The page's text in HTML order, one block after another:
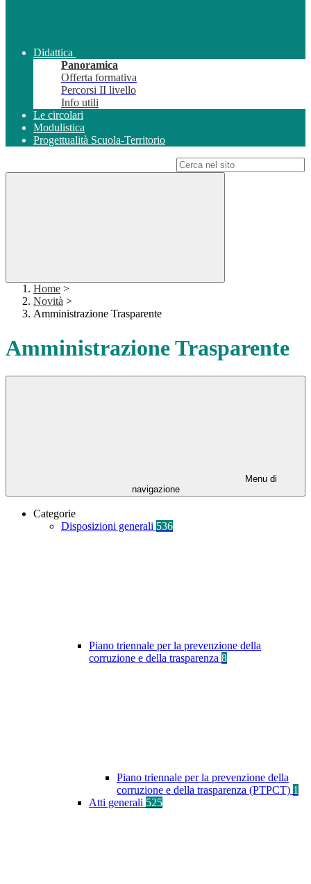
Didattica
Panoramica
Offerta formativa
Percorsi II livello
Info utili
Le circolari
Modulistica
Progettualità Scuola-Territorio
Home >
Novità >
Amministrazione Trasparente
Amministrazione Trasparente
Menu di
navigazione
Categorie
Disposizioni generali 536
Piano triennale per la prevenzione della
corruzione e della trasparenza 8
Piano triennale per la prevenzione della
corruzione e della trasparenza (PTPCT) 1
Atti generali 525